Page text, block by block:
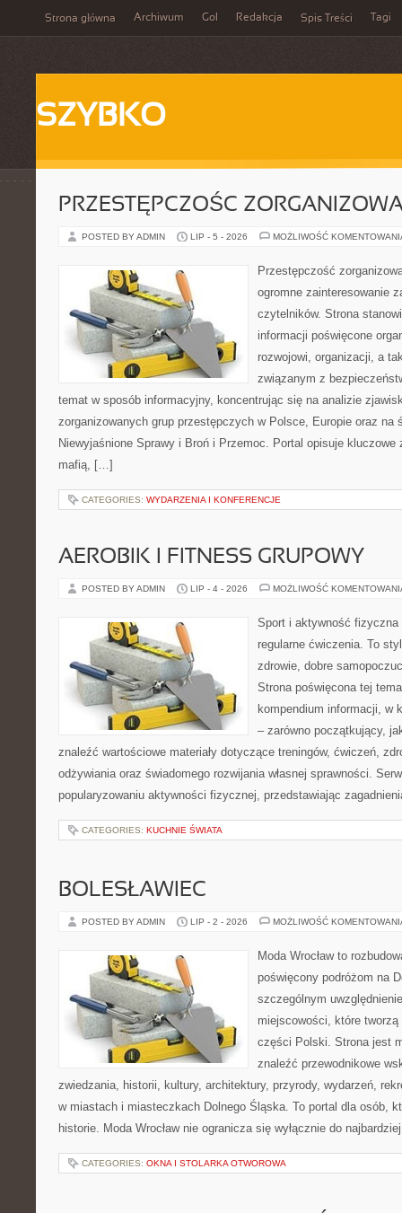
Strona główna Archiwum Gol Redakcja Spis Treści Tagi
SZYBKO
PRZESTĘPCZOŚC
POSTED BY ADMIN LIP - 5 - 2026 MOŻLIWOŚĆ
Przestępczość
ogromne zainteresowanie
czytelników. Strona
informacji poświęcone
rozwojowi, organizacji, a
związanym z
temat w sposób informacyjny, koncentrując się na analizie
zorganizowanych grup przestępczych w Polsce, Europie oraz na
Niewyjaśnione Sprawy i Broń i Przemoc. Portal opisuje kluczowe
mafią, […]
CATEGORIES: WYDARZENIA I KONFERENCJE
AEROBIK I FITNESS GRUPOWY
POSTED BY ADMIN LIP - 4 - 2026 MOŻLIWOŚĆ
Sport i aktywność
regularne ćwiczenia. To
zdrowie, dobre
Strona poświęcona tej
kompendium informacji, w
– zarówno początkujący,
znaleźć wartościowe materiały dotyczące treningów, ćwiczeń,
odżywiania oraz świadomego rozwijania własnej sprawności.
popularyzowaniu aktywności fizycznej, przedstawiając
CATEGORIES: KUCHNIE ŚWIATA
BOLESŁAWIEC
POSTED BY ADMIN LIP - 2 - 2026 MOŻLIWOŚĆ
Moda Wrocław to
poświęcony podróżom na
szczególnym
miejscowości, które
części Polski. Strona jest
znaleźć przewodnikowe
zwiedzania, historii, kultury, architektury, przyrody, wydarzeń,
w miastach i miasteczkach Dolnego Śląska. To portal dla osób,
historie. Moda Wrocław nie ogranicza się wyłącznie do
CATEGORIES: OKNA I STOLARKA OTWOROWA